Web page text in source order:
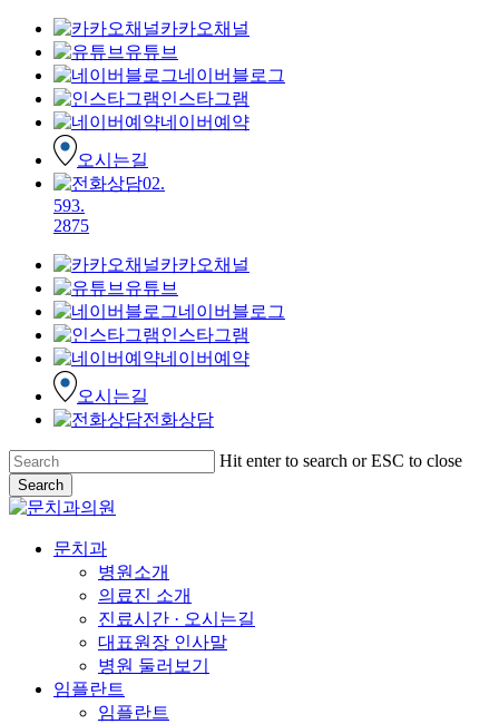
카카오채널
유튜브
네이버블로그
인스타그램
네이버예약
오시는길
02.
593.
2875
카카오채널
유튜브
네이버블로그
인스타그램
네이버예약
오시는길
전화상담
Skip
to
main
content
Hit enter to search or ESC to close
Search
Close
Menu
문치과
병원소개
의료진 소개
진료시간 · 오시는길
대표원장 인사말
병원 둘러보기
임플란트
임플란트